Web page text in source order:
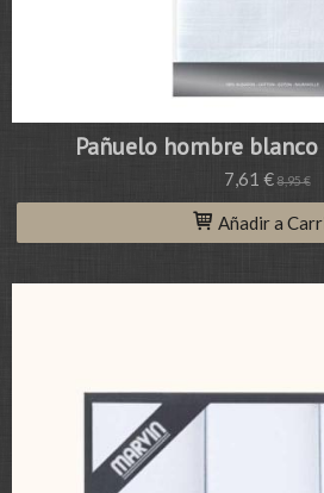
Pañuelo hombre
7,61 €8,95 €
Añadir a